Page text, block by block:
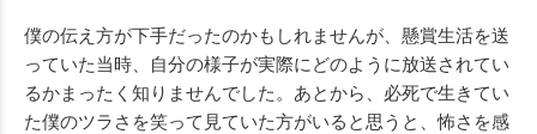
僕の伝え方が下手だったのかもしれませんが、懸賞生活を送
っていた当時、自分の様子が実際にどのように放送されてい
るかまったく知りませんでした。あとから、必死で生きてい
た僕のツラさを笑って見ていた方がいると思うと、怖さを感